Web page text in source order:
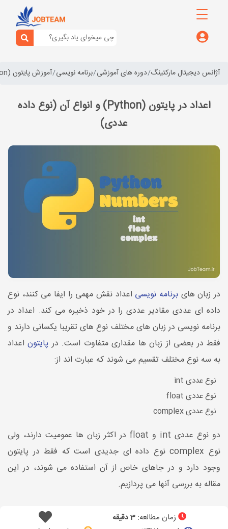
آژانس دیجیتال مارکتینگ دوره های آموزشی برنامه نویسی آموزش پایتون (python)
اعداد در پایتون (Python) و انواع آن (نوع داده
عددی)
در زبان های برنامه نویسی اعداد نقش مهمی را ایفا می کنند، نوع
داده ای عددی مقادیر عددی را در خود ذخیره می کند. اعداد در
برنامه نویسی در زبان های مختلف نوع های تقریبا یکسانی دارند و
فقط در بعضی از زبان ها مقداری متفاوت است. در پایتوناعداد
به سه نوع مختلف تقسیم می شوند که عبارت اند از:
نوع عددی int
نوع عددی float
نوع عددی complex
دو نوع عددی int و float در اکثر زبان ها عمومیت دارند، ولی
نوع complex نوع داده ای جدیدی است که فقط در پایتون
وجود دارد و در جاهای خاص از آن استفاده می شوند، در این
مقاله به بررسی آنها می پردازیم.
زمان مطالعه: 3 دقیقه